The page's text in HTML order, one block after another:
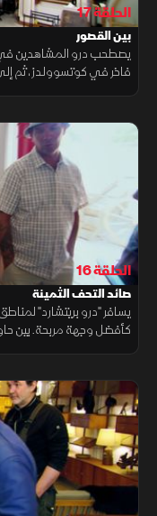
الحلقة 17
بين القصور
يصطحب درو المشاهدين في
فاخر في كوتسوولدز، ثم
الحلقة 16
صائد التحف الثمينة
يسافر "درو بريتشارد"
كأفضل وجهة مربحة. بين